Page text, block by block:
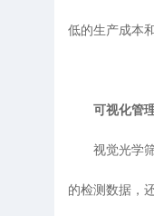
低的生产成本
可视化管
视觉光学
的检测数据，